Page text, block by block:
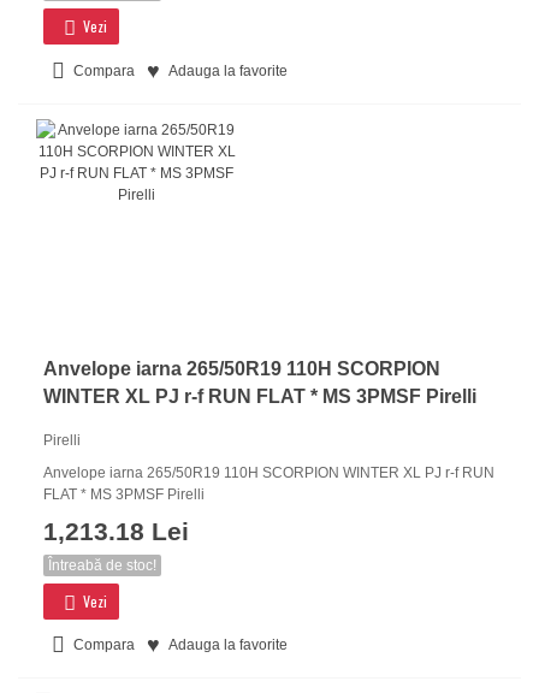
Vezi
Compara Adauga la favorite
Anvelope iarna 265/50R19 110H SCORPION
WINTER XL PJ r-f RUN FLAT * MS 3PMSF Pirelli
Pirelli
Anvelope iarna 265/50R19 110H SCORPION WINTER XL PJ r-f RUN
FLAT * MS 3PMSF Pirelli
1,213.18 Lei
Întreabă de stoc!
Vezi
Compara Adauga la favorite